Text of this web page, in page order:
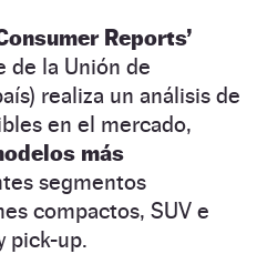
Reports’
de la Unión de
realiza un análisis de
en el mercado,
más
segmentos
compactos, SUV e
pick-up.